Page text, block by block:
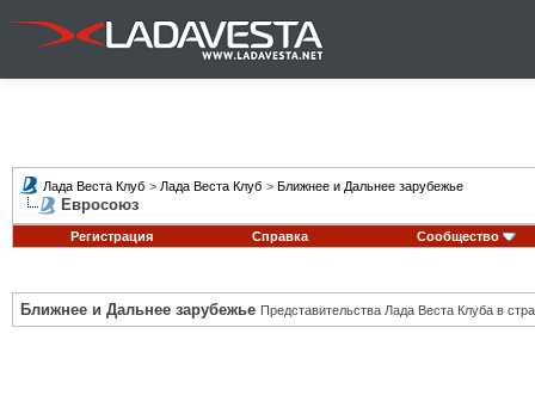
Лада Веста Клуб > Лада Веста Клуб > Ближнее и Дальнее зарубежье
Евросоюз
Регистрация Справка Сообщество
Ближнее и Дальнее зарубежье Представительства Лада Веста Клуба в